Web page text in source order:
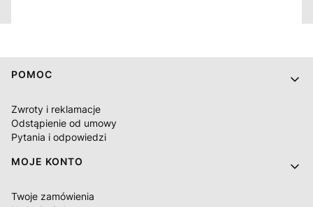
Linki w stopce
POMOC
Zwroty i reklamacje
Odstąpienie od umowy
Pytania i odpowiedzi
MOJE KONTO
Twoje zamówienia